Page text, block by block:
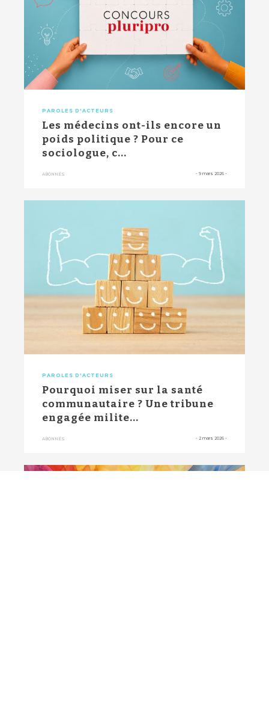
PAROLES D'ACTEURS
Les médecins ont-ils encore un
poids politique ? Pour ce
sociologue, c...
ABONNÉS - 9 mars 2026 -
PAROLES D'ACTEURS
Pourquoi miser sur la santé
communautaire ? Une tribune
engagée milite...
ABONNÉS - 2 mars 2026 -